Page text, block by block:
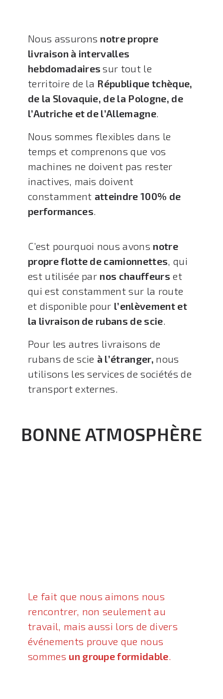
Nous assurons notre propre
livraison à intervalles
hebdomadairessur tout le
territoire de la République tchèque,
de la Slovaquie, de la Pologne, de
l’Autriche et de l’Allemagne.
Nous sommes flexibles dans le
temps et comprenons que vos
machines ne doivent pas rester
inactives, mais doivent
constamment atteindre 100% de
performances.
C’est pourquoi nous avons notre
propre flotte de camionnettes, qui
est utilisée par nos chauffeurs et
qui est constamment sur la route
et disponible pour l’enlèvement et
la livraison de rubans de scie.
Pour les autres livraisons de
rubans de scie à l’étranger, nous
utilisons les services de sociétés de
transport externes.
BONNE ATMOSPHÈRE
Le fait que nous aimons nous
rencontrer, non seulement au
travail, mais aussi lors de divers
événements prouve que nous
sommes un groupe formidable.